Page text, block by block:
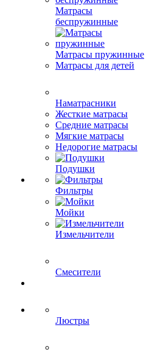
Матрасы
беспружинные
Матрасы пружинные
Матрасы для детей
Наматрасники
Жесткие матрасы
Средние матрасы
Мягкие матрасы
Недорогие матрасы
Подушки
Фильтры
Мойки
Измельчители
Смесители
Люстры